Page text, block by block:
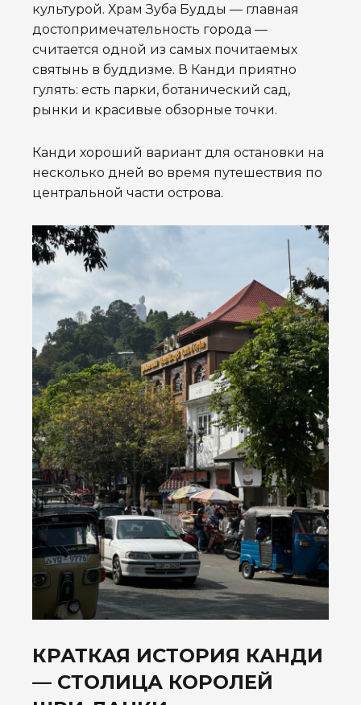
культурой. Храм Зуба Будды — главная
достопримечательность города —
считается одной из самых почитаемых
святынь в буддизме. В Канди приятно
гулять: есть парки, ботанический сад,
рынки и красивые обзорные точки.
Канди хороший вариант для остановки на
несколько дней во время путешествия по
центральной части острова.
КРАТКАЯ ИСТОРИЯ КАНДИ
— СТОЛИЦА КОРОЛЕЙ